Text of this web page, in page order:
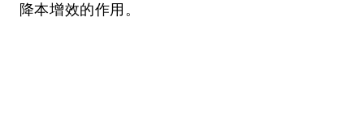
降本增效的作用。